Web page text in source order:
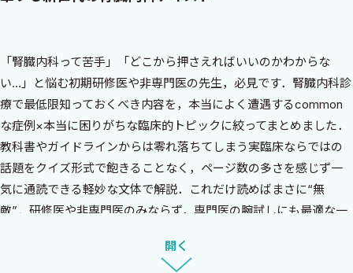
「腎臓内科って苦手」「どこから押さえればいいのかわからな
い…」と悩む初期研修医や非専門医の先生，必見です．腎臓内科診
療で最低限知っておくべき内容を，本当によく遭遇するcommon
な症例×本当に困りがちな臨床的トピックに絞ってまとめました．
教科書やガイドラインからは零れ落ちてしまう実臨床ならではの
話題をクイズ形式で飽きることなく，ページ数の多さを感じず一
気に通読できる軽妙な文体で解説．これだけ読めばまさに“無
敵”．研修医や非専門医のみならず，専門医の腕試しにも最適な一
開く